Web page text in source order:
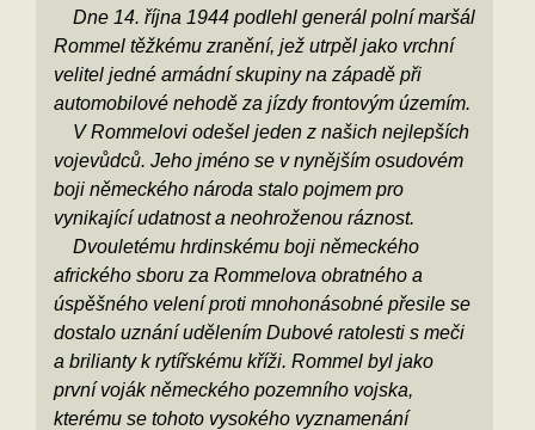
Dne 14. října 1944 podlehl generál polní maršál
Rommel těžkému zranění, jež utrpěl jako vrchní
velitel jedné armádní skupiny na západě při
automobilové nehodě za jízdy frontovým územím.
V Rommelovi odešel jeden z našich nejlepších
vojevůdců. Jeho jméno se v nynějším osudovém
boji německého národa stalo pojmem pro
vynikající udatnost a neohroženou ráznost.
Dvouletému hrdinskému boji německého
afrického sboru za Rommelova obratného a
úspěšného velení proti mnohonásobné přesile se
dostalo uznání udělením Dubové ratolesti s meči
a brilianty k rytířskému kříži. Rommel byl jako
první voják německého pozemního vojska,
kterému se tohoto vysokého vyznamenání